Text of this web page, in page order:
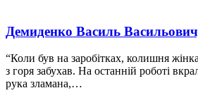
Демиденко Василь
“Коли був на заробітках, колишня
з горя забухав. На останній роботі
рука зламана,…